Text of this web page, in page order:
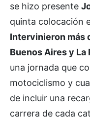
se hizo presente
quinta colocación
Intervinieron más
Buenos Aires y La
una jornada que
motociclismo y
de incluir una
carrera de cada